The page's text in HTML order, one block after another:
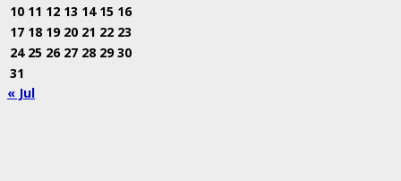
10 11 12 13 14 15 16
17 18 19 20 21 22 23
24 25 26 27 28 29 30
31
« Jul